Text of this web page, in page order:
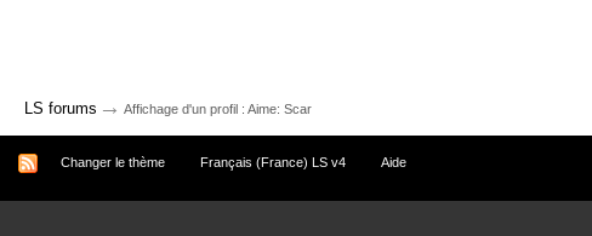
LS forums → Affichage d'un profil : Aime: Scar
Changer le thème Français (France) LS v4 Aide